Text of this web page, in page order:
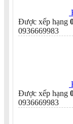
Được xếp hạng
0936669983
Được xếp hạng
0936669983